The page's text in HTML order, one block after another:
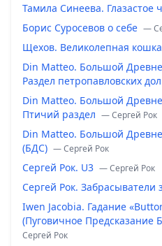
Тамила Синеева. Глазастое
Борис Суросевов о себе —
Щехов. Великолепная кошка
Din Matteo. Большой
Раздел петропавловских
Din Matteo. Большой
Птичий раздел — Сергей Рок
Din Matteo. Большой
(БДС) — Сергей Рок
Сергей Рок. U3 — Сергей Рок
Сергей Рок. Забрасыватели
Iwen Jacobia. Гадание
(Пуговичное Предсказание
Сергей Рок